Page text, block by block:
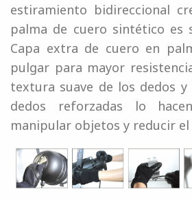
estiramiento bidireccional
palma de cuero sintético es
Capa extra de cuero en
pulgar para mayor
textura suave de los dedos
dedos reforzadas lo
manipular objetos y reducir el